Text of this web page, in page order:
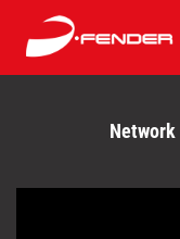
Network